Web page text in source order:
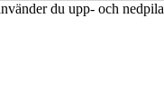
du upp- och